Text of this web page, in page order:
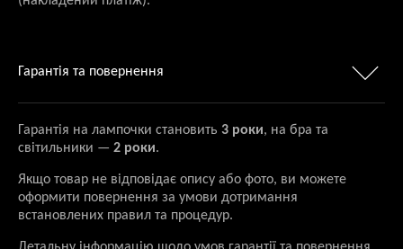
Гарантія та повернення
Гарантія на лампочки становить 3 роки, на бра та
світильники — 2 роки.
Якщо товар не відповідає опису або фото, ви можете
оформити повернення за умови дотримання
встановлених правил та процедур.